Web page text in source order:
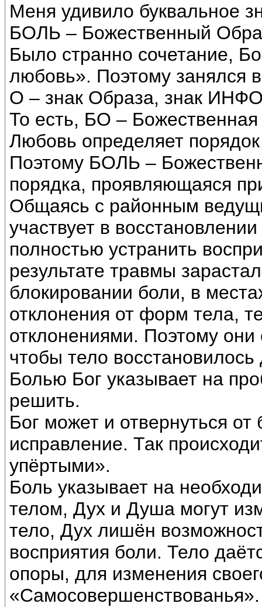
Меня удивило буквальное
БОЛЬ – Божественный
Было странно сочетание,
любовь». Поэтому занялся
О – знак Образа, знак
То есть, БО –
Любовь определяет
Поэтому БОЛЬ –
порядка, проявляющаяся
Общаясь с районным
участвует в
полностью устранить
результате травмы
блокировании боли, в
отклонения от форм тела,
отклонениями. Поэтому они
чтобы тело восстановилось
Болью Бог указывает на
решить.
Бог может и отвернуться
исправление. Так
упёртыми».
Боль указывает на
телом, Дух и Душа могут
тело, Дух лишён
восприятия боли. Тело
опоры, для изменения
«Самосовершенствованья».